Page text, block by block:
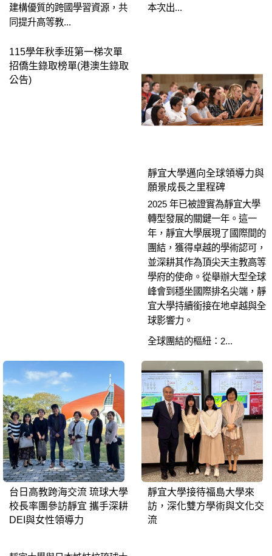
建構優質的跨國學習資源，共
同提升高等教...
本次出...
115學年秋季班第一梯次單
招僑生錄取榜單(港澳生錄取
公告)
靜宜大學邁向全球領導力與
願景成長之里程碑
2025 年已被證實為靜宜大學
轉型發展的關鍵一年。這一
年，靜宜大學展現了國際間的
團結，獲得卓越的學術認可，
並深耕其作為頂尖天主教高等
學府的使命。從舉辦大型全球
峰會到穩坐國際排名尖端，靜
宜大學持續銜接在地卓越與全
球影響力。
全球團結的樞紐：2...
台日高教跨海交流 琉球大學
校長率團參訪靜宜 攜手深耕
DEI與女性領導力
靜宜大學接待福島大學來
訪，深化雙方學術與文化交
流